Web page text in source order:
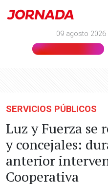
09 agosto 2026
SERVICIOS PÚBLICOS
Luz y Fuerza se
y concejales:
anterior
Cooperativa